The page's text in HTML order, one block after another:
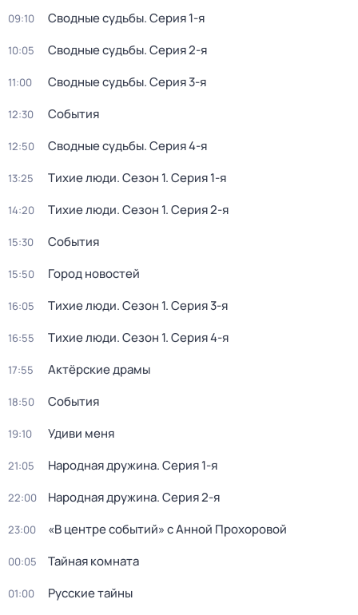
09:10 Сводные судьбы. Серия 1-я
10:05 Сводные судьбы. Серия 2-я
11:00 Сводные судьбы. Серия 3-я
12:30 События
12:50 Сводные судьбы. Серия 4-я
13:25 Тихие люди. Сезон 1. Серия 1-я
14:20 Тихие люди. Сезон 1. Серия 2-я
15:30 События
15:50 Город новостей
16:05 Тихие люди. Сезон 1. Серия 3-я
16:55 Тихие люди. Сезон 1. Серия 4-я
17:55 Актёрские драмы
18:50 События
19:10 Удиви меня
21:05 Народная дружина. Серия 1-я
22:00 Народная дружина. Серия 2-я
23:00 «В центре событий» с Анной Прохоровой
00:05 Тайная комната
01:00 Русские тайны